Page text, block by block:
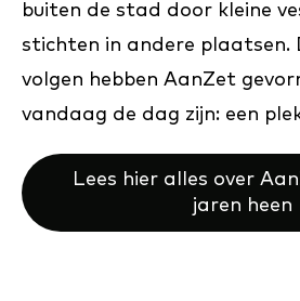
buiten de stad door kleine
stichten in andere plaatsen.
volgen hebben AanZet
vandaag de dag zijn: een
Lees hier alles over
jaren heen